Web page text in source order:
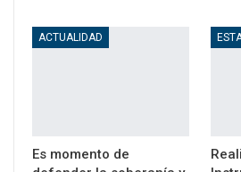
ACTUALIDAD
Es momento de